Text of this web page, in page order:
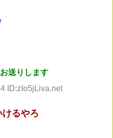
送りします
ID:zIo5jLiva.net
けるやろ